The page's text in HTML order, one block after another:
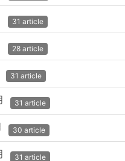
31 article
28 article
31 article
31 article
30 article
31 article